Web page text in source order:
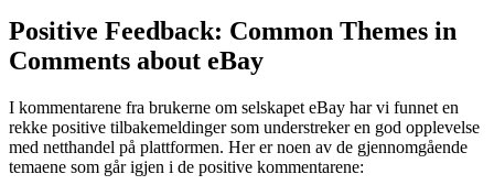
Positive Feedback: Common Themes in
Comments about eBay
I kommentarene fra brukerne om selskapet eBay har vi funnet en
rekke positive tilbakemeldinger som understreker en god opplevelse
med netthandel på plattformen. Her er noen av de gjennomgående
temaene som går igjen i de positive kommentarene: